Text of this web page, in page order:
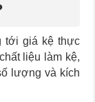
tới giá kệ thực
liệu làm kệ,
lượng và kích